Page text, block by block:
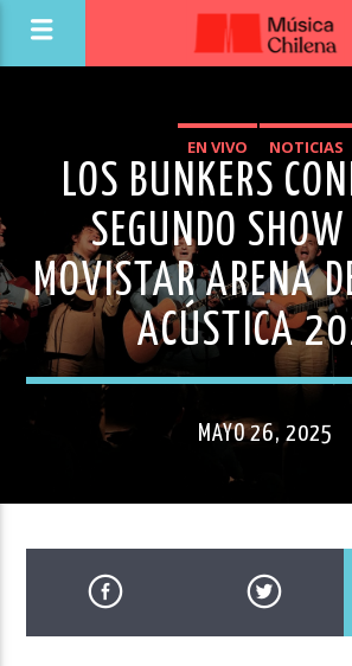
EN VIVO NOTICIAS
LOS BUNKERS
SEGUNDO
MOVISTAR ARENA
ACÚSTICA
MAYO 26, 2025